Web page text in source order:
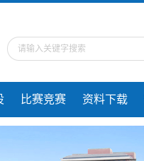
比赛竞赛 资料下载